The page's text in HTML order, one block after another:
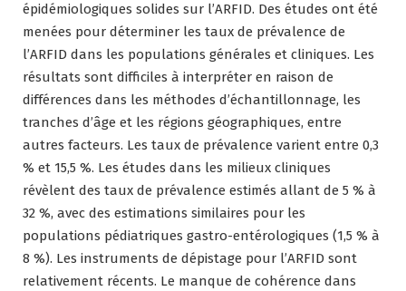
épidémiologiques solides sur l’ARFID. Des études ont été
menées pour déterminer les taux de prévalence de
l’ARFID dans les populations générales et cliniques. Les
résultats sont difficiles à interpréter en raison de
différences dans les méthodes d’échantillonnage, les
tranches d’âge et les régions géographiques, entre
autres facteurs. Les taux de prévalence varient entre 0,3
% et 15,5 %. Les études dans les milieux cliniques
révèlent des taux de prévalence estimés allant de 5 % à
32 %, avec des estimations similaires pour les
populations pédiatriques gastro-entérologiques (1,5 % à
8 %). Les instruments de dépistage pour l’ARFID sont
relativement récents. Le manque de cohérence dans